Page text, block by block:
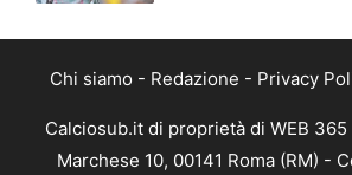
Chi siamo - Redazione - Privacy
Calciosub.it di proprietà di WEB 365
Marchese 10, 00141 Roma (RM) -